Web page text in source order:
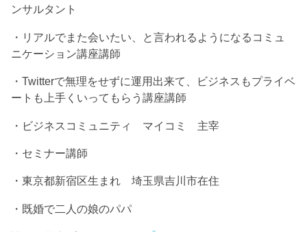
ンサルタント
・リアルでまた会いたい、と言われるようになるコミュ
ニケーション講座講師
・Twitterで無理をせずに運用出来て、ビジネスもプライベ
ートも上手くいってもらう講座講師
・ビジネスコミュニティ マイコミ 主宰
・セミナー講師
・東京都新宿区生まれ 埼玉県吉川市在住
・既婚で二人の娘のパパ